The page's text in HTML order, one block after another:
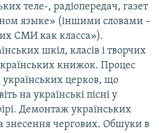
теле-, радіопередач, газет
языке» (іншими словами –
СМИ как класса»).
шкіл, класів і творчих
книжок. Процес
українських церков, що
на українські пісні у
Демонтаж українських
знесення чергових. Обшуки в